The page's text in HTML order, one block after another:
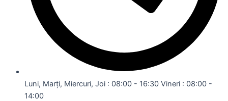
Luni, Marți, Miercuri, Joi : 08:00 - 16:30 Vineri : 08:00 -
14:00